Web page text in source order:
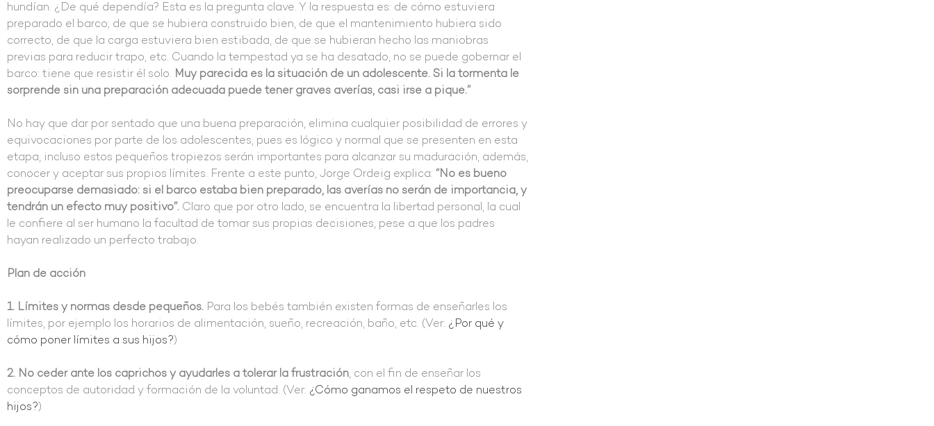
hundían. ¿De qué dependía? Esta es la pregunta clave. Y la respuesta es: de cómo estuviera
preparado el barco; de que se hubiera construido bien, de que el mantenimiento hubiera sido
correcto, de que la carga estuviera bien estibada, de que se hubieran hecho las maniobras
previas para reducir trapo, etc. Cuando la tempestad ya se ha desatado, no se puede gobernar el
barco: tiene que resistir él solo. Muy parecida es la situación de un adolescente. Si la tormenta le
sorprende sin una preparación adecuada puede tener graves averías, casi irse a pique.”
No hay que dar por sentado que una buena preparación, elimina cualquier posibilidad de errores y
equivocaciones por parte de los adolescentes, pues es lógico y normal que se presenten en esta
etapa, incluso estos pequeños tropiezos serán importantes para alcanzar su maduración, además,
conocer y aceptar sus propios límites. Frente a este punto, Jorge Ordeig explica: “No es bueno
preocuparse demasiado: si el barco estaba bien preparado, las averías no serán de importancia, y
tendrán un efecto muy positivo”. Claro que por otro lado, se encuentra la libertad personal, la cual
le confiere al ser humano la facultad de tomar sus propias decisiones, pese a que los padres
hayan realizado un perfecto trabajo.
Plan de acción
1. Límites y normas desde pequeños. Para los bebés también existen formas de enseñarles los
límites, por ejemplo los horarios de alimentación, sueño, recreación, baño, etc. (Ver: ¿Por qué y
cómo poner límites a sus hijos?)
2. No ceder ante los caprichos y ayudarles a tolerar la frustración, con el fin de enseñar los
conceptos de autoridad y formación de la voluntad. (Ver: ¿Cómo ganamos el respeto de nuestros
hijos?)